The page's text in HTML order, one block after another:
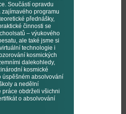
Součástí opravdu
zajímavého programu
přednášky,
činnosti se
– výukového
ale také jsme si
technologie i
kosmických
dalekohledy,
kosmické
úspěšném absolvování
a nedělní
práce obdrželi všichni
o absolvování